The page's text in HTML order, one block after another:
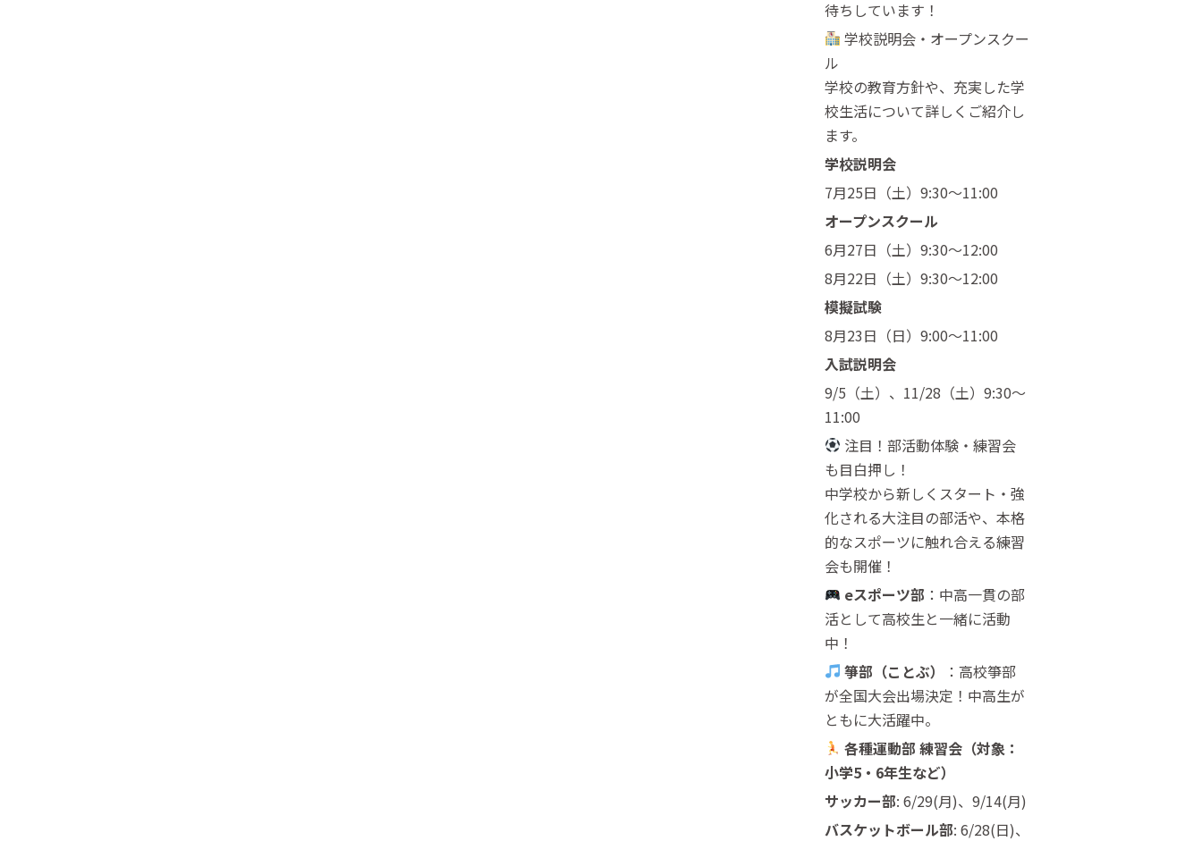
待ちしています！
学校説明会・オープンスクー
ル
学校の教育方針や、充実した学
校生活について詳しくご紹介し
ます。
学校説明会
7月25日（土）9:30〜11:00
オープンスクール
6月27日（土）9:30〜12:00
8月22日（土）9:30〜12:00
模擬試験
8月23日（日）9:00〜11:00
入試説明会
9/5（土）、11/28（土）9:30〜
11:00
注目！部活動体験・練習会
も目白押し！
中学校から新しくスタート・強
化される大注目の部活や、本格
的なスポーツに触れ合える練習
会も開催！
eスポーツ部 ：中高一貫の部
活として高校生と一緒に活動
中！
箏部（ことぶ）
：高校箏部
が全国大会出場決定！中高生が
ともに大活躍中。
各種運動部 練習会（対象：
小学5・6年生など）
サッカー部: 6/29(月)、9/14(月)
バスケットボール部: 6/28(日)、